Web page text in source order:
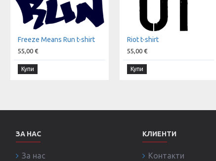
Freeze Means Run t-shirt
55,00 €
Купи
Riot t-shirt
55,00 €
Купи
ЗА НАС
За нас
КЛИЕНТИ
Контакти